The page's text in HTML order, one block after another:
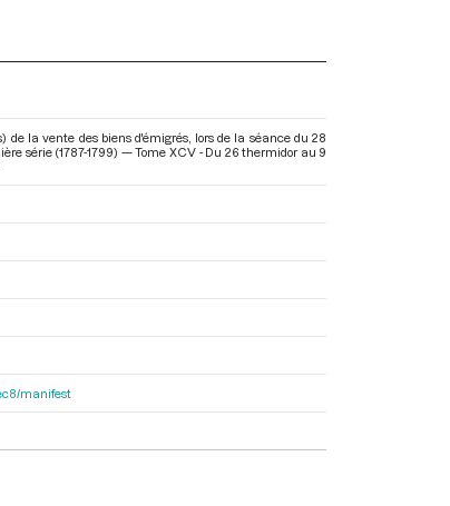
la vente des biens d'émigrés, lors de la séance du 28
série (1787-1799) — Tome XCV - Du 26 thermidor au 9
manifest